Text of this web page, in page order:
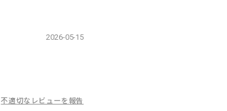
2026-05-15
不適切なレビューを報告